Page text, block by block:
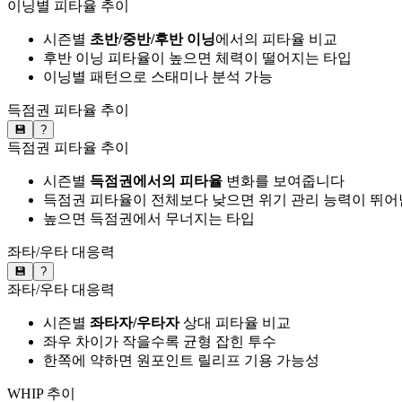
이닝별 피타율 추이
시즌별 초반/중반/후반 이닝에서의 피타율 비교
후반 이닝 피타율이 높으면 체력이 떨어지는 타입
이닝별 패턴으로 스태미나 분석 가능
득점권 피타율 추이
💾 ?
득점권 피타율 추이
시즌별 득점권에서의 피타율 변화를 보여줍니다
득점권 피타율이 전체보다 낮으면 위기 관리 능력이 뛰어
높으면 득점권에서 무너지는 타입
좌타/우타 대응력
💾 ?
좌타/우타 대응력
시즌별 좌타자/우타자상대 피타율 비교
좌우 차이가 작을수록 균형 잡힌 투수
한쪽에 약하면 원포인트 릴리프 기용 가능성
WHIP 추이